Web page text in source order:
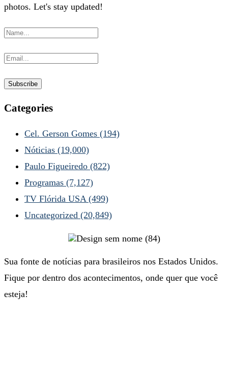
photos. Let's stay updated!
Categories
Cel. Gerson Gomes (194)
Nóticias (19,000)
Paulo Figueiredo (822)
Programas (7,127)
TV Flórida USA (499)
Uncategorized (20,849)
Sua fonte de notícias para brasileiros nos Estados Unidos.
Fique por dentro dos acontecimentos, onde quer que você
esteja!